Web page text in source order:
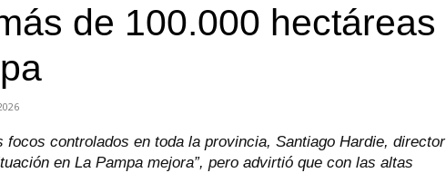
de 100.000 hectáreas
focos controlados en toda la provincia, Santiago Hardie, director
en La Pampa mejora”, pero advirtió que con las altas